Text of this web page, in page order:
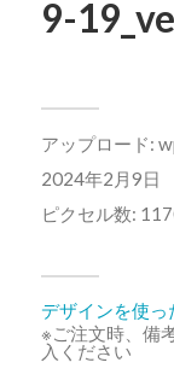
9-
アップロード:
2024年2月9日
ピクセル数:
デザインを使っ
※ご注文時、備
入ください